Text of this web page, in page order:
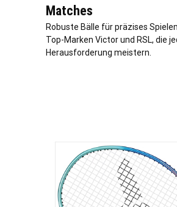
Matches
Robuste Bälle für präzises
Top-Marken Victor und RSL, die
Herausforderung meistern.